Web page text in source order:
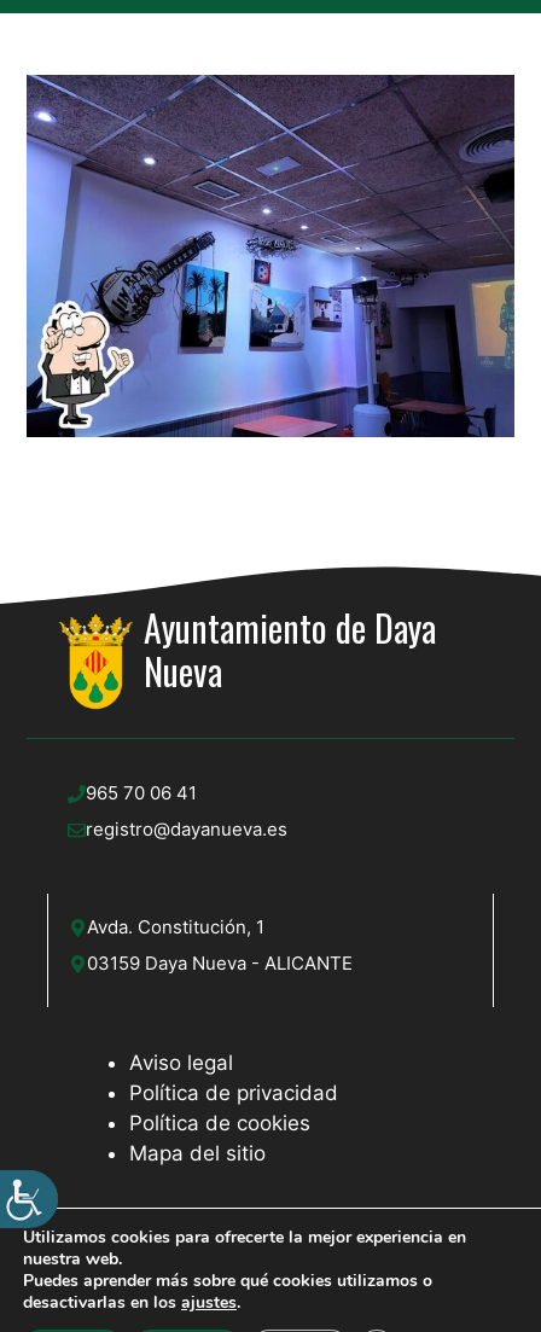
Ayuntamiento de Daya
Nueva
965 70 06 41
registro@dayanueva.es
Avda. Constitución, 1
03159 Daya Nueva - ALICANTE
Aviso legal
Política de privacidad
Política de cookies
Mapa del sitio
© 2026 Web desarrollada por el Servicio de Informática de
Diputación de Alicante
Utilizamos cookies para ofrecerte la mejor experiencia en
nuestra web.
Puedes aprender más sobre qué cookies utilizamos o
desactivarlas en los ajustes.